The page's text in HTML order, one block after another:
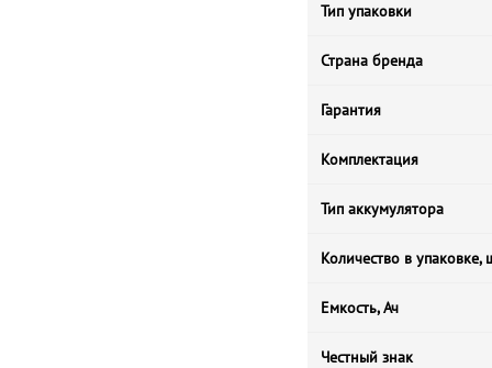
Тип упаковки
Страна бренда
Гарантия
Комплектация
Тип аккумулятора
Количество в упаковке,
Емкость, Ач
Честный знак